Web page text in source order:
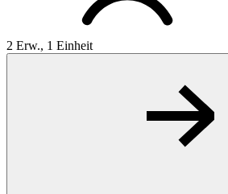
2 Erw., 1 Einheit